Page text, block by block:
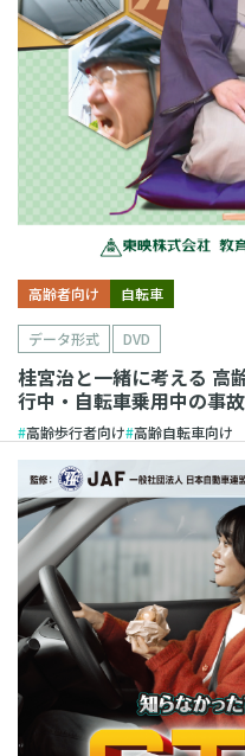
高齢者向け 自転車
データ形式 DVD
桂宮治と一緒に考える 高
行中・自転車乗用中の事
高齢歩行者向け 高齢自転車向け